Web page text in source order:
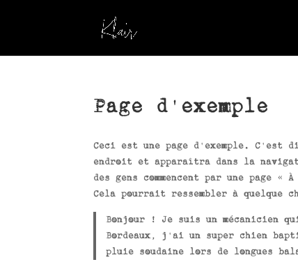
Page d’exemple
Ceci est une page d’exemple.
endroit et apparaîtra dans la
des gens commencent par une page
Cela pourrait ressembler à quelque
Bonjour ! Je suis un mécanicien
Bordeaux, j’ai un super chien
pluie soudaine lors de longues